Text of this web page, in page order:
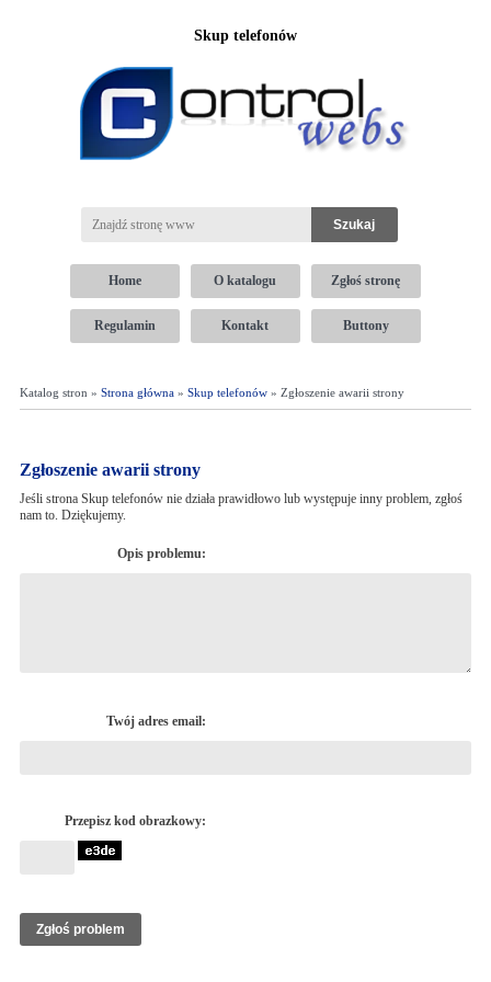
Skup telefonów
Home O katalogu Zgłoś stronę
Regulamin Kontakt Buttony
Katalog stron » Strona główna» Skup telefonów» Zgłoszenie awarii strony
Zgłoszenie awarii strony
Jeśli strona Skup telefonów nie działa prawidłowo lub występuje inny problem, zgłoś
nam to. Dziękujemy.
Opis problemu:
Twój adres email:
Przepisz kod obrazkowy: